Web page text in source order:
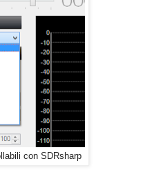
con SDRsharp